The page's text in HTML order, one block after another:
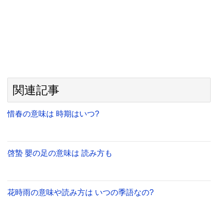
関連記事
惜春の意味は 時期はいつ?
啓蟄 嬰の足の意味は 読み方も
花時雨の意味や読み方は いつの季語なの?